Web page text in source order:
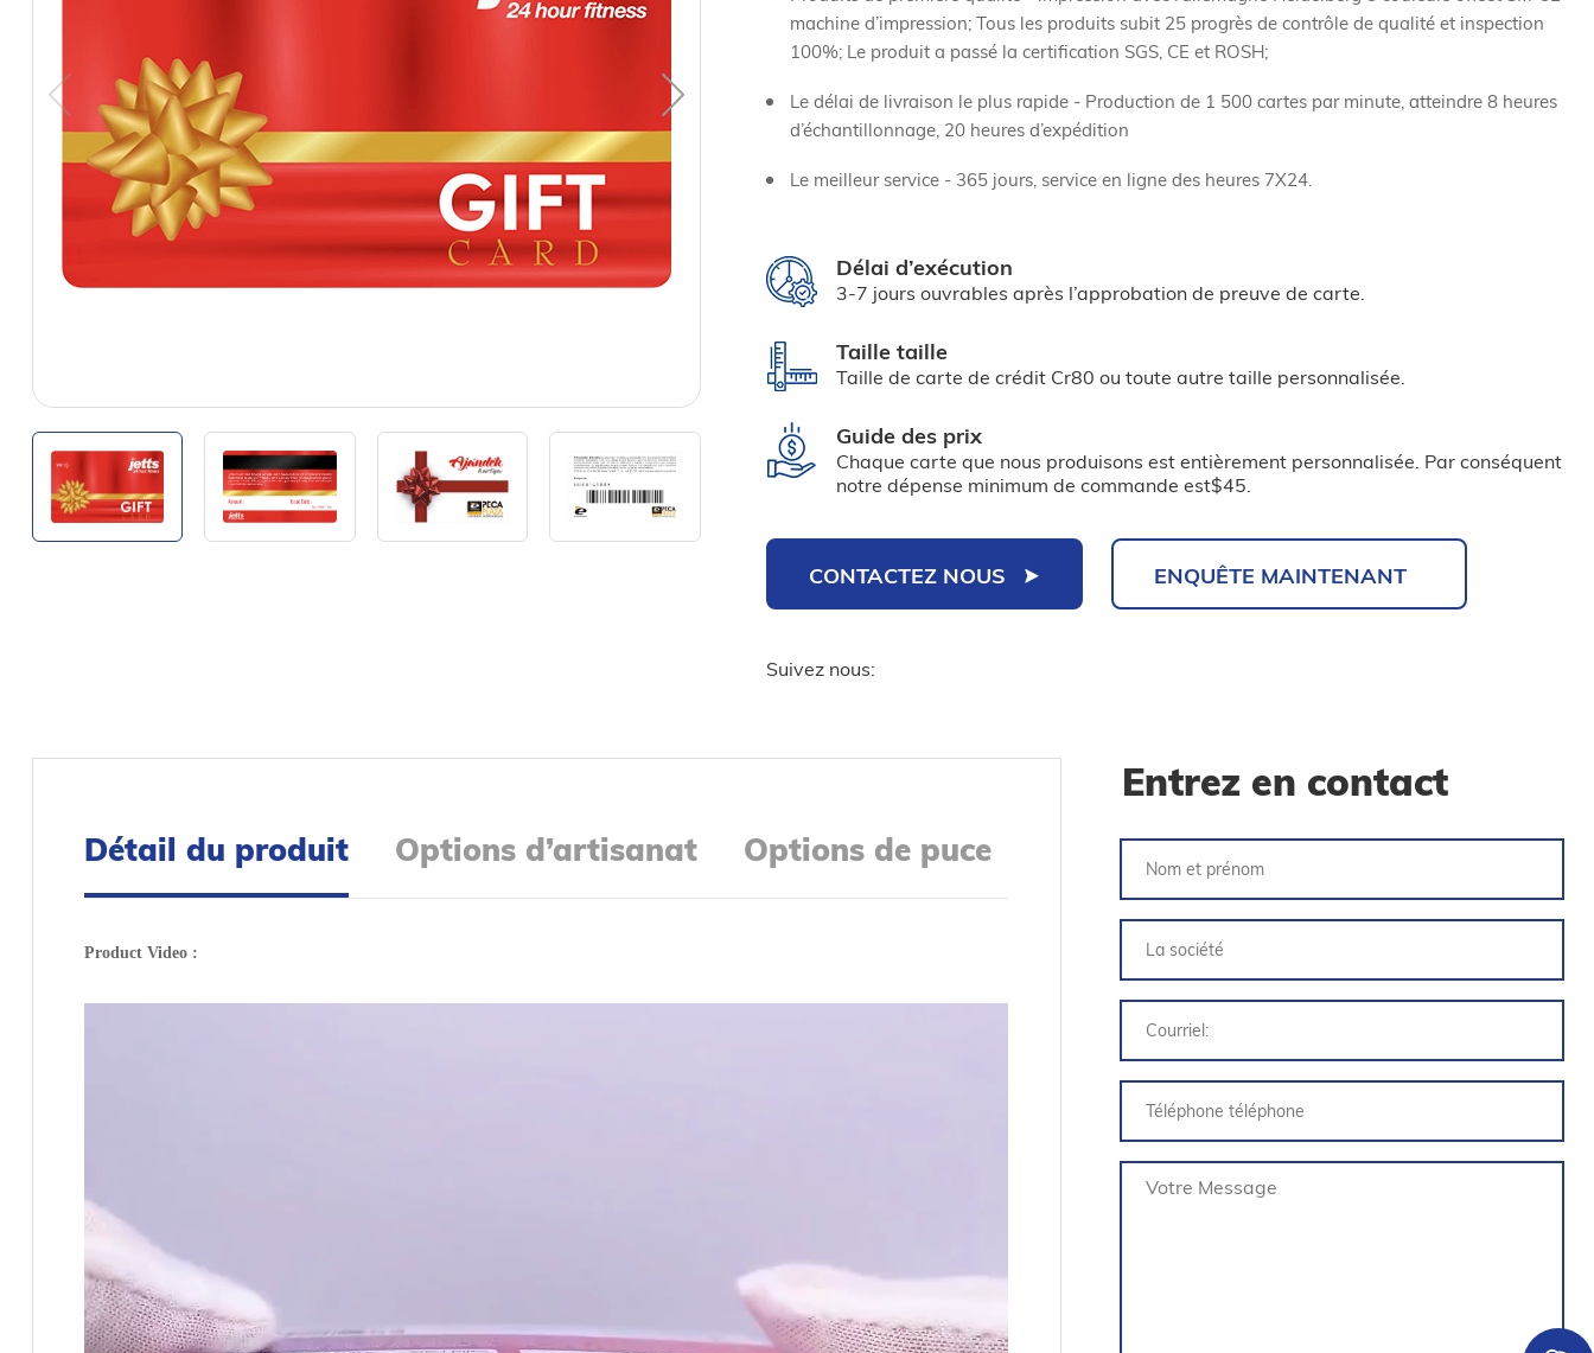
machine d’impression; Tous les produits subit 25 progrès de contrôle de qualité et inspection
100%; Le produit a passé la certification SGS, CE et ROSH;
Le délai de livraison le plus rapide - Production de 1 500 cartes par minute, atteindre 8 heures
d’échantillonnage, 20 heures d’expédition
Le meilleur service - 365 jours, service en ligne des heures 7X24.
Délai d’exécution
3-7 jours ouvrables après l’approbation de preuve de carte.
Taille taille
Taille de carte de crédit Cr80 ou toute autre taille personnalisée.
Guide des prix
Chaque carte que nous produisons est entièrement personnalisée. Par conséquent,
notre dépense minimum de commande est$45.
CONTACTEZ NOUS ENQUÊTE MAINTENANT
Suivez nous:
Entrez en contact
Détail du produit Options d’artisanat Options de puce
Product Video :